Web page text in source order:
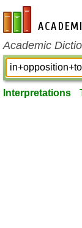
en-academic.com
Academic
Interpretations